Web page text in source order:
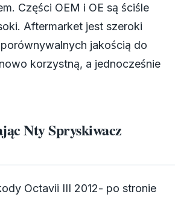
Części OEM i OE są ściśle
Aftermarket jest szeroki
jakością do
korzystną, a jednocześnie
Nty Spryskiwacz
Octavii III 2012- po stronie